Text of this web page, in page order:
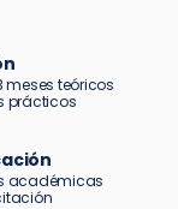
meses teóricos
prácticos
académicas